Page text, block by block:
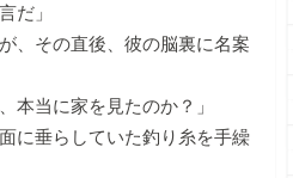
だ」
、その直後、彼の脳裏に名案
本当に家を見たのか？」
に垂らしていた釣り糸を手繰